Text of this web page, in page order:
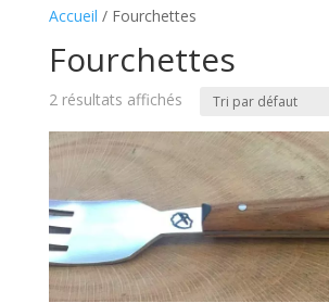
Accueil / Fourchettes
Fourchettes
2 résultats affichés